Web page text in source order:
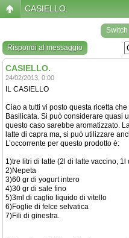
CASIELLO.
Switch
Rispondi al messaggio
CASIELLO.
24/02/2013, 0:00
IL CASIELLO
Ciao a tutti vi posto questa ricetta
Basilicata. Si può considerare quasi
questo caso sarebbe aromatizzato.
latte di capra ma, si può utilizzare
L’occorrente per questo prodotto è:
1)tre litri di latte (2l di latte vaccino, 1l
2)Nepeta
3)60 gr di yogurt intero
4)30 gr di sale fino
5)3ml di caglio liquido di vitello
6)Foglie di felce selvatica
7)Fili di ginestra.